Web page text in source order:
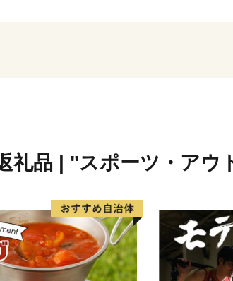
礼品 | "スポーツ・アウ